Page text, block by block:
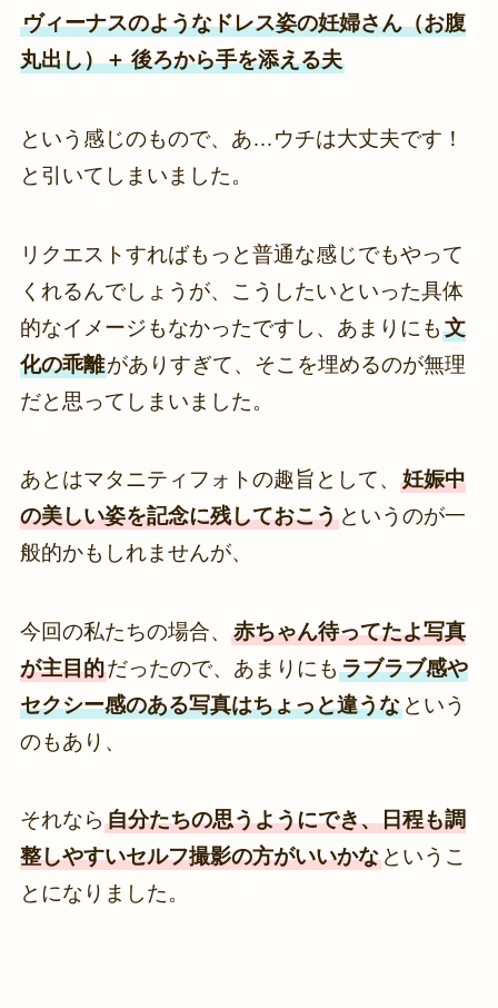
ヴィーナスのようなドレス姿の妊婦さん（お腹
丸出し）＋ 後ろから手を添える夫
という感じのもので、あ…ウチは大丈夫です！
と引いてしまいました。
リクエストすればもっと普通な感じでもやって
くれるんでしょうが、こうしたいといった具体
的なイメージもなかったですし、あまりにも 文
化の乖離がありすぎて、そこを埋めるのが無理
だと思ってしまいました。
あとはマタニティフォトの趣旨として、 妊娠中
の美しい姿を記念に残しておこうというのが一
般的かもしれませんが、
今回の私たちの場合、 赤ちゃん待ってたよ写真
が主目的だったので、あまりにも ラブラブ感や
セクシー感のある写真はちょっと違うなという
のもあり、
それなら 自分たちの思うようにでき、日程も調
整しやすいセルフ撮影の方がいいかなというこ
とになりました。